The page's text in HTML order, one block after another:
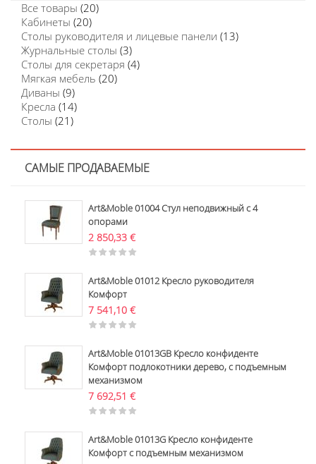
Все товары (20)
Кабинеты (20)
Столы руководителя и лицевые панели (13)
Журнальные столы (3)
Столы для секретаря (4)
Мягкая мебель (20)
Диваны (9)
Кресла (14)
Столы (21)
САМЫЕ ПРОДАВАЕМЫЕ
Art&Moble 01004 Стул неподвижный с 4
опорами
2 850,33 €
Art&Moble 01012 Кресло руководителя
Комфорт
7 541,10 €
Art&Moble 01013GB Кресло конфиденте
Комфорт подлокотники дерево, с подъемным
механизмом
7 692,51 €
Art&Moble 01013G Кресло конфиденте
Комфорт с подъемным механизмом